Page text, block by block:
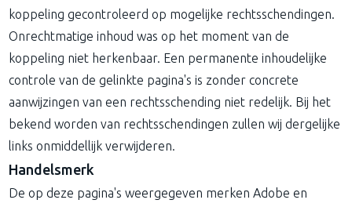
koppeling gecontroleerd op mogelijke rechtsschendingen.
Onrechtmatige inhoud was op het moment van de
koppeling niet herkenbaar. Een permanente inhoudelijke
controle van de gelinkte pagina's is zonder concrete
aanwijzingen van een rechtsschending niet redelijk. Bij het
bekend worden van rechtsschendingen zullen wij dergelijke
links onmiddellijk verwijderen.
Handelsmerk
De op deze pagina's weergegeven merken Adobe en